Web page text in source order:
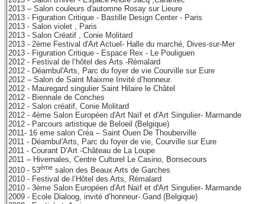
2013 – Salon couleurs d'automne Rosay sur Lieure
2013 - Figuration Critique - Bastille Design Center - Paris
2013 - Salon violet , Paris
2013 - Salon Créatif , Conie Molitard
2013 - 2ème Festival d'Art Actuel- Halle du marché, Dives-sur-Mer
2013 - Figuration Critique - Espace Rex - Le Pouliguen
2012 - Festival de l’hôtel des Arts -Rémalard
2012 - Déambul'Arts, Parc du foyer de vie Courville sur Eure
2012 – Salon de Saint Maixme Invité d’honneur.
2012 - Mauregard singulier Saint Hilaire le Châtel
2012 - Biennale de Conches
2012 - Salon créatif, Conie Molitard
2012 - 4ème Salon Européen d'Art Naïf et d'Art Singulier- Marmande
2012 - Parcours artistique de Beloeil (Belgique)
2011- 16 eme salon Créa – Saint Ouen De Thouberville
2011 - Déambul'Arts, Parc du foyer de vie, Courville sur Eure
2011 - Courant D’Art -Château de La Loupe
2011 – Hivernales, Centre Culturel Le Casino, Bonsecours
2010 - 53ème salon des Beaux Arts de Garches
2010 - Festival de l’Hôtel des Arts, Rémalard
2010 - 3ème Salon Européen d'Art Naïf et d'Art Singulier- Marmande
2009 - Ecole Dialoog, invité d’honneur- Gand (Belgique)